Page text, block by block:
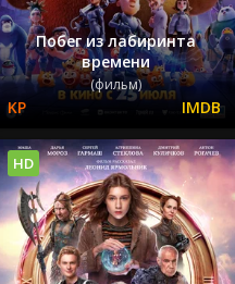
Побег из лабиринта
времени
(фильм)
HD